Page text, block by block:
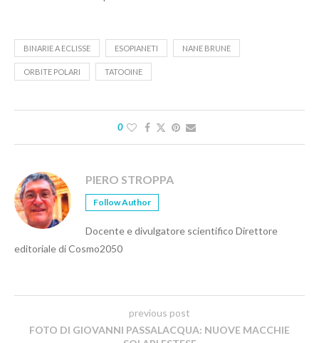
BINARIE A ECLISSE ESOPIANETI NANE BRUNE
ORBITE POLARI TATOOINE
0
PIERO STROPPA
Follow Author
Docente e divulgatore scientifico Direttore
editoriale di Cosmo2050
previous post
FOTO DI GIOVANNI PASSALACQUA: NUOVE MACCHIE